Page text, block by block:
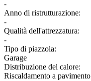
-
Anno di ristrutturazione:
-
Qualità dell'attrezzatura:
-
Tipo di piazzola:
Garage
Distribuzione del calore:
Riscaldamento a pavimento